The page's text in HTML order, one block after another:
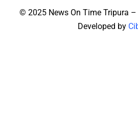
© 2025 News On Time Tripura –
Developed by